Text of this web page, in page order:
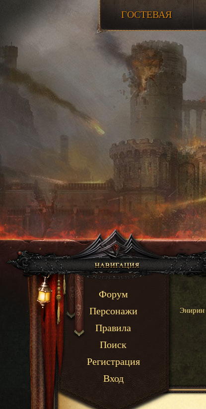
ГОСТЕВАЯ
Форум
Персонажи
Правила
Поиск
Регистрация
Вход
Энирин